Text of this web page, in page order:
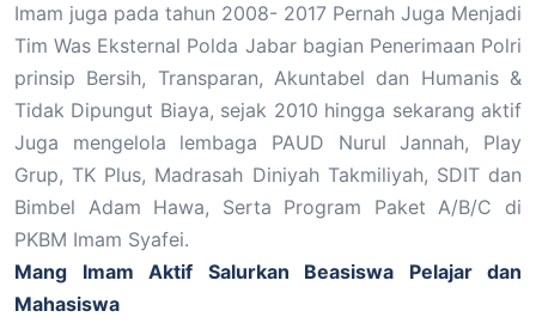
Imam juga pada tahun 2008- 2017 Pernah Juga Menjadi
Tim Was Eksternal Polda Jabar bagian Penerimaan Polri
prinsip Bersih, Transparan, Akuntabel dan Humanis &
Tidak Dipungut Biaya, sejak 2010 hingga sekarang aktif
Juga mengelola lembaga PAUD Nurul Jannah, Play
Grup, TK Plus, Madrasah Diniyah Takmiliyah, SDIT dan
Bimbel Adam Hawa, Serta Program Paket A/B/C di
PKBM Imam Syafei.
Mang Imam Aktif Salurkan Beasiswa Pelajar dan
Mahasiswa